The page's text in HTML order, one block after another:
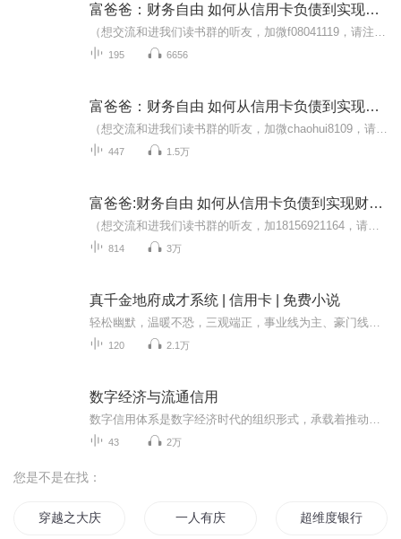
富爸爸：财务自由 如何从信用卡负债到实现财务自由
195 6656
富爸爸：财务自由 如何从信用卡负债到实现财务自由
447 1.5万
富爸爸:财务自由 如何从信用卡负债到实现财务自由
814 3万
真千金地府成才系统 | 信用卡 | 免费小说
120 2.1万
数字经济与流通信用
43 2万
您是不是在找：
穿越之大庆帝国 一人有庆 超维度银行卡